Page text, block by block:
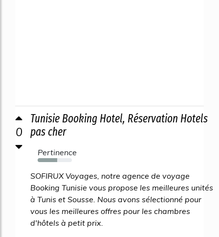
0
Tunisie Booking Hotel, Réservation Hotels
pas cher
Pertinence
57%
SOFIRUX Voyages, notre agence de voyage
Booking Tunisie vous propose les meilleures unités
à Tunis et Sousse. Nous avons sélectionné pour
vous les meilleures offres pour les chambres
d'hôtels à petit prix.